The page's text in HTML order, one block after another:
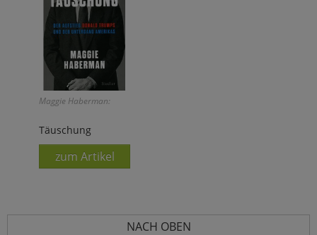
Maggie Haberman:
Täuschung
zum Artikel
NACH OBEN